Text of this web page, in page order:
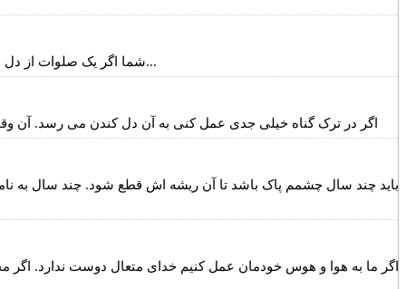
شما اگر یک صلوات از دل با توجه بفرستید از غفلت می آیید بیرون. شرطش این است که آدم فقط لفظ نگوید. صلوات یک دعاست. این را دعا کند. خدایا تو رحمتت را...
اگر در ترک گناه خیلی جدی عمل کنی به آن دل کندن می رسد. آن وقت
باید چند سال چشمم پاک باشد تا آن ریشه اش قطع شود. چند سال به
اگر ما به هوا و هوس خودمان عمل کنیم خدای متعال دوست ندارد. اگر